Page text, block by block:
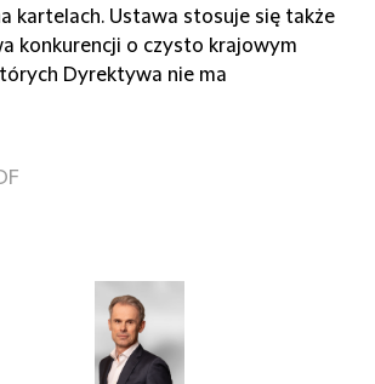
kartelach. Ustawa stosuje się także
konkurencji o czysto krajowym
Dyrektywa nie ma